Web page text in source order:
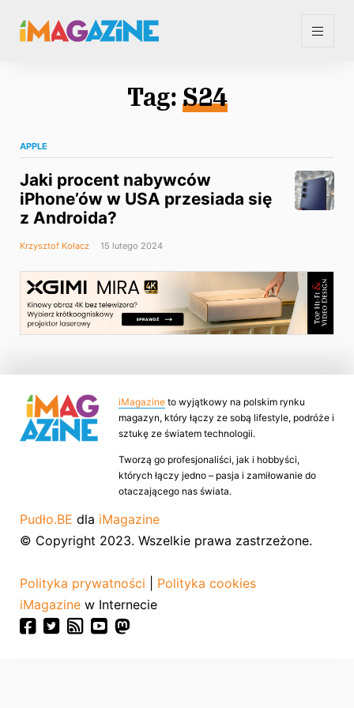
Tag: S24
APPLE
Jaki procent nabywców
iPhone’ów w USA przesiada się
z Androida?
Krzysztof Kołacz 15 lutego 2024
iMagazine to wyjątkowy na polskim rynku
magazyn, który łączy ze sobą lifestyle, podróże i
sztukę ze światem technologii.
Tworzą go profesjonaliści, jak i hobbyści,
których łączy jedno – pasja i zamiłowanie do
otaczającego nas świata.
Pudło.BE dla iMagazine
© Copyright 2023. Wszelkie prawa zastrzeżone.
Polityka prywatności
Polityka cookies
iMagazine w Internecie